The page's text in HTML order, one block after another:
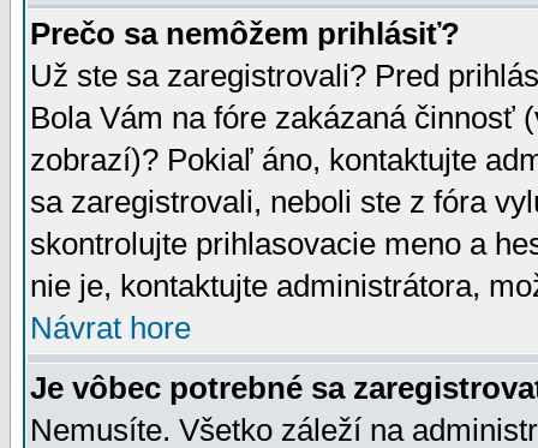
Prečo sa nemôžem prihlásiť?
Už ste sa zaregistrovali? Pred
Bola Vám na fóre zakázaná činnosť
zobrazí)? Pokiaľ áno, kontaktujte
sa zaregistrovali, neboli ste z fóra
skontrolujte prihlasovacie meno a
nie je, kontaktujte administrátora,
Návrat hore
Je vôbec potrebné sa
Nemusíte. Všetko záleží na